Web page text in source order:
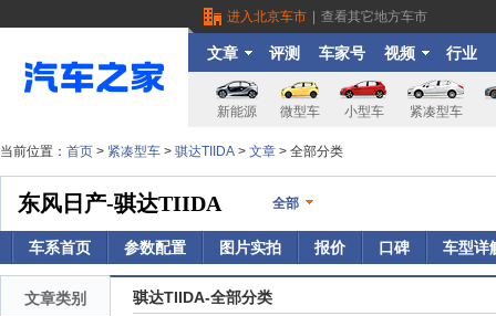
进入北京车市 查看其它地方车市
文章 评测 车家号 视频 行业
新能源 微型车 小型车 紧凑型车
当前位置： 首页 > 紧凑型车 > 骐达TIIDA > 文章 > 全部分类
东风日产-骐达TIIDA 全部
车系首页 参数配置 图片实拍 报价 口碑 车型详
文章类别
骐达TIIDA-全部分类